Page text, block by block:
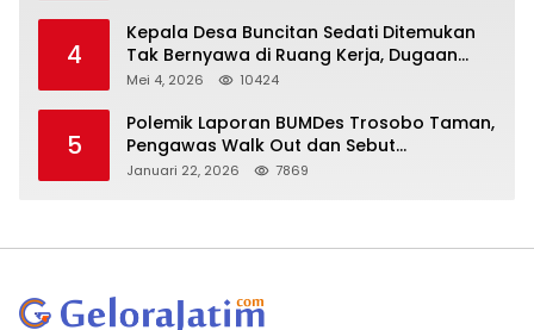
4
Kepala Desa Buncitan Sedati Ditemukan
Tak Bernyawa di Ruang Kerja, Dugaan
Bunuh Diri Menguat
Mei 4, 2026 10424
5
Polemik Laporan BUMDes Trosobo Taman,
Pengawas Walk Out dan Sebut
Kejanggalan
Januari 22, 2026 7869